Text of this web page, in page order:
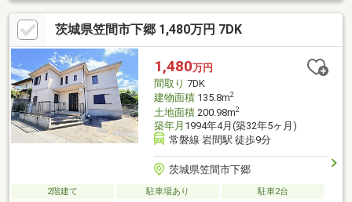
茨城県笠間市下郷 1,480万円 7DK
1,480万円
間取り 7DK
建物面積135.8m2
土地面積200.98m2
築年月 1994年4月(築32年5ヶ月)
常磐線 岩間駅 徒歩9分
茨城県笠間市下郷
2階建て 駐車場あり
駐車2台